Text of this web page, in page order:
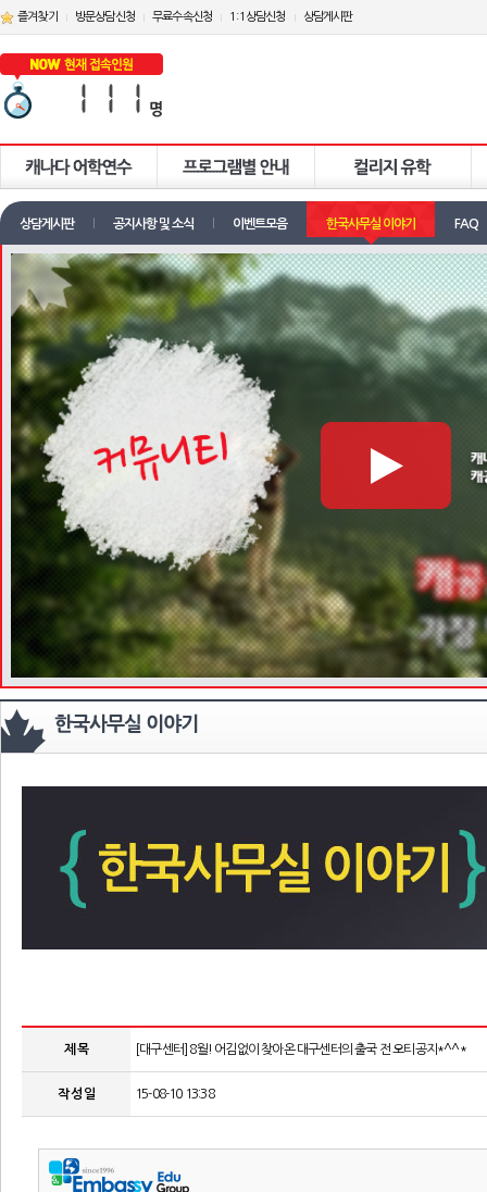
즐겨찾기 방문상담신청 무료수속신청 1:1상담신청 상담게시판
상담게시판 공지사항 및 소식 이벤트모음 한국사무실 이야기 FAQ
제 목 [대구센터] 8월! 어김없이 찾아온 대구센터의 출국 전 오티공지*^^*
작 성 일 15-08-10 13:38